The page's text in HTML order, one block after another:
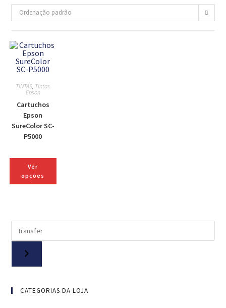
Ordenação padrão
TINTAS Tintas
Epson
Cartuchos
Epson
SureColor SC-
P5000
Ver
opções
CATEGORIAS DA LOJA